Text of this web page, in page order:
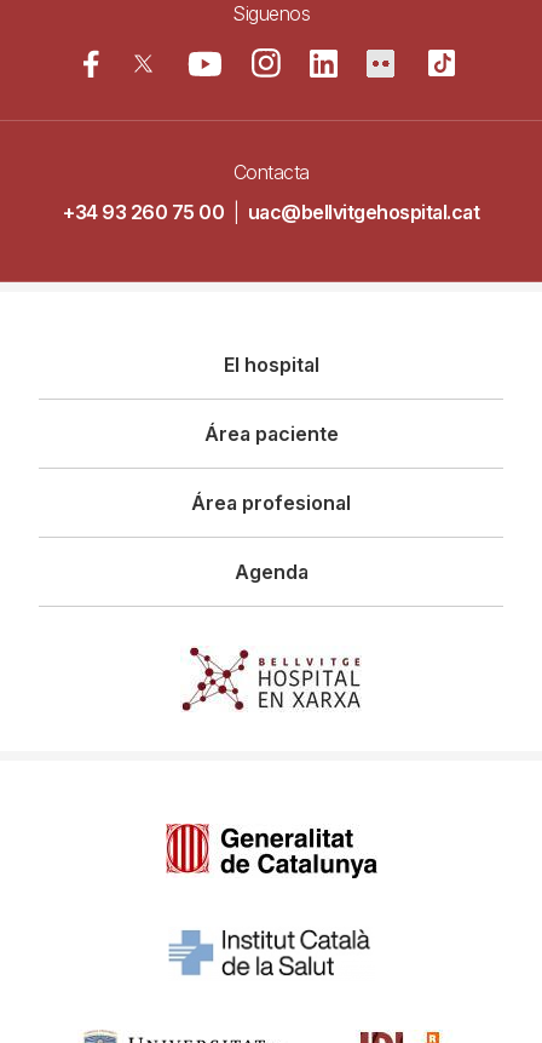
Siguenos
Contacta
+34 93 260 75 00
uac@bellvitgehospital.cat
principal
El hospital
Área paciente
Área profesional
Agenda